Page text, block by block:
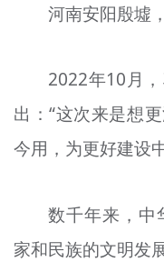
河南安阳殷墟
2022年10月
出：“这次来是想
今用，为更好建设
数千年来，中
家和民族的文明发